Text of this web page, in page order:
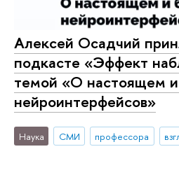
Алексей Осадчий
подкасте «Эффект
темой «О настоящем
нейроинтерфейсов»
Наука СМИ профессора